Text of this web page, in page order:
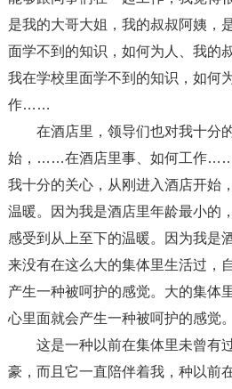
是我的大哥大姐，我的叔叔阿姨，
面学不到的知识，如何为人、我的
我在学校里面学不到的知识，如何
作……
在酒店里，领导们也对我十分
始，……在酒店里事、如何工作……
我十分的关心，从刚进入酒店开始
温暖。因为我是酒店里年龄最小的
感受到从上至下的温暖。因为我是
来没有在这么大的集体里生活过，
产生一种被呵护的感觉。大的集体
心里面就会产生一种被呵护的感觉。
这是一种以前在集体里未曾有
豪，而且它一直陪伴着我，种以前